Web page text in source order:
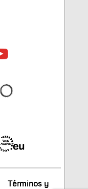
Términos y